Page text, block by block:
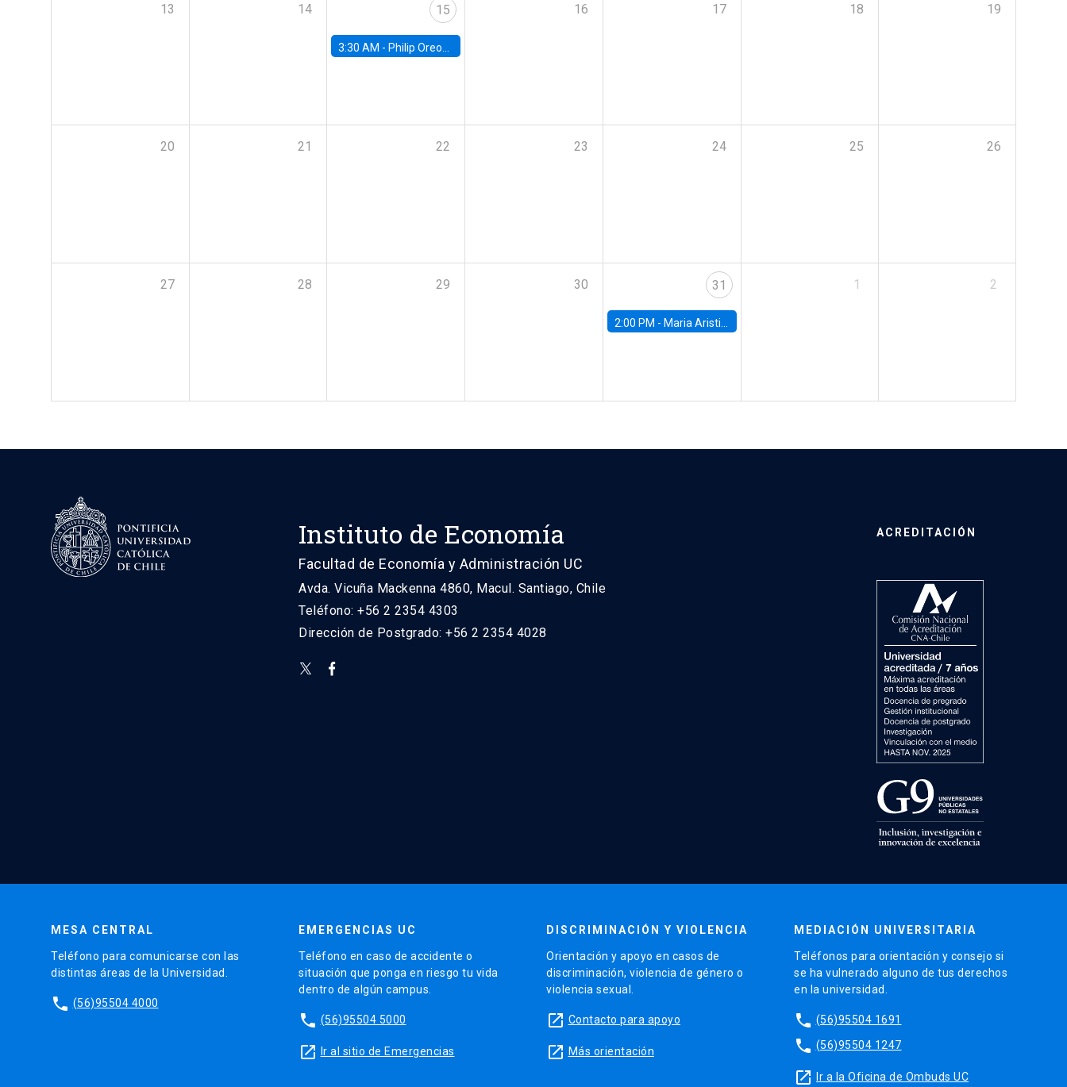
13 14 15
3:30 AM - Philip Oreopolous, University of Toronto
16 17 18 19
20 21 22 23 24 25 26
27 28 29 30 31
2:00 PM - Maria Aristizabal-Ramirez, FED Board
1 2
Instituto de Economía
Facultad de Economía y Administración UC
Avda. Vicuña Mackenna 4860, Macul. Santiago, Chile
Teléfono: +56 2 2354 4303
Dirección de Postgrado: +56 2 2354 4028
ACREDITACIÓN
MESA CENTRAL
Teléfono para comunicarse con las
distintas áreas de la Universidad.
phone (56)95504 4000
EMERGENCIAS UC
Teléfono en caso de accidente o
situación que ponga en riesgo tu vida
dentro de algún campus.
phone (56)95504 5000
launch Ir al sitio de Emergencias
DISCRIMINACIÓN Y VIOLENCIA
Orientación y apoyo en casos de
discriminación, violencia de género o
violencia sexual.
launch Contacto para apoyo
launch Más orientación
MEDIACIÓN UNIVERSITARIA
Teléfonos para orientación y consejo si
se ha vulnerado alguno de tus derechos
en la universidad.
phone (56)95504 1691
phone (56)95504 1247
launch Ir a la Oficina de Ombuds UC